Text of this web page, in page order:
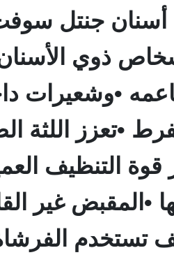
ذوي
•وشعيرات
•تعزز اللثة
قوة التنظيف
•المقبض غير
تستخدم